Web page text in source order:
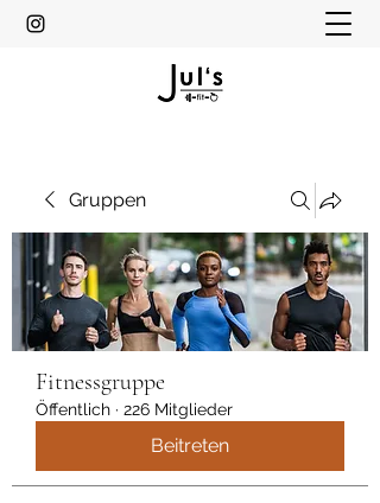
Gruppen
Fitnessgruppe
Öffentlich · 226 Mitglieder
Beitreten